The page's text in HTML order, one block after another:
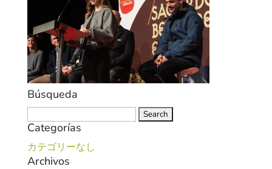
Búsqueda
for:
Categorías
カテゴリーなし
Archivos